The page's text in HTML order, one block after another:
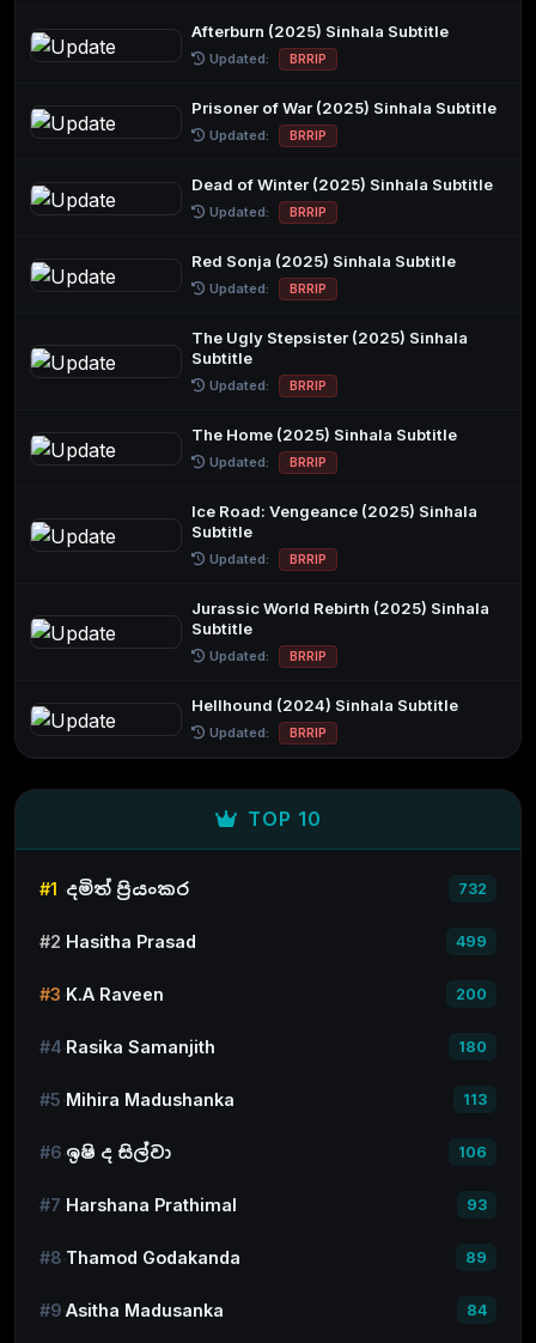
Afterburn (2025) Sinhala Subtitle
Updated: BRRIP
Prisoner of War (2025) Sinhala Subtitle
Updated: BRRIP
Dead of Winter (2025) Sinhala Subtitle
Updated: BRRIP
Red Sonja (2025) Sinhala Subtitle
Updated: BRRIP
The Ugly Stepsister (2025) Sinhala
Subtitle
Updated: BRRIP
The Home (2025) Sinhala Subtitle
Updated: BRRIP
Ice Road: Vengeance (2025) Sinhala
Subtitle
Updated: BRRIP
Jurassic World Rebirth (2025) Sinhala
Subtitle
Updated: BRRIP
Hellhound (2024) Sinhala Subtitle
Updated: BRRIP
TOP 10
#1 දමිත් ප්‍රියංකර 732
#2 Hasitha Prasad 499
#3 K.A Raveen 200
#4 Rasika Samanjith 180
#5 Mihira Madushanka 113
#6 ඉෂි ද සිල්වා 106
#7 Harshana Prathimal 93
#8 Thamod Godakanda 89
#9 Asitha Madusanka 84